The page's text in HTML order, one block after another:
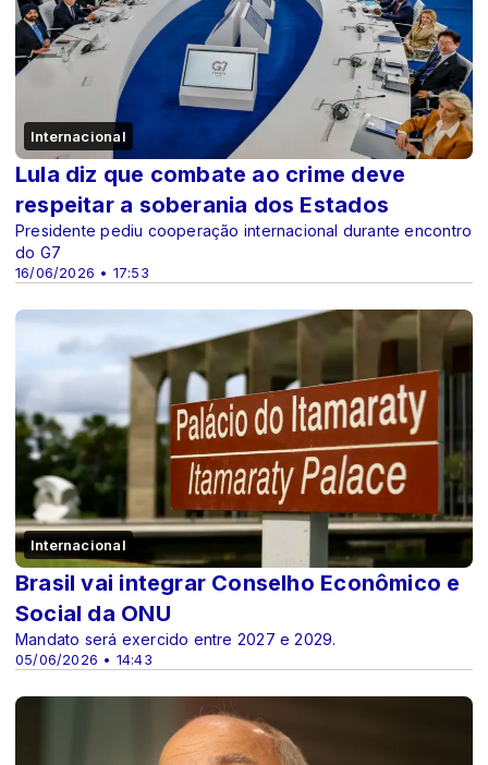
Internacional
16/06/2026 • 17:53
Lula diz que combate ao crime deve
respeitar a soberania dos Estados
Presidente pediu cooperação internacional durante encontro
do G7
Internacional
05/06/2026 • 14:43
Brasil vai integrar Conselho Econômico e
Social da ONU
Mandato será exercido entre 2027 e 2029.